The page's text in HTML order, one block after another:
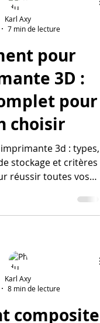
7 min de lecture
pour
3D :
pour
choisir
3d : types,
stockage et critères
réussir toutes vos
3D en 2026.
8 min de lecture